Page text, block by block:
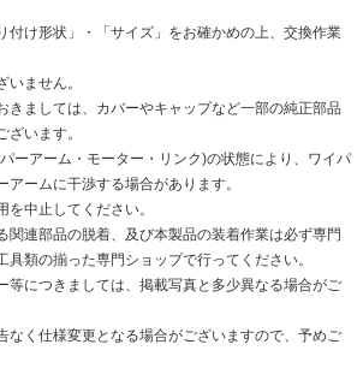
付け形状」・「サイズ」をお確かめの上、交換作業
ません。
きましては、カバーやキャップなど一部の純正部品
います。
ーアーム・モーター・リンク)の状態により、ワイパ
アームに干渉する場合があります。
中止してください。
連部品の脱着、及び本製品の装着作業は必ず専門
具類の揃った専門ショップで行ってください。
につきましては、掲載写真と多少異なる場合がご
なく仕様変更となる場合がございますので、予めご